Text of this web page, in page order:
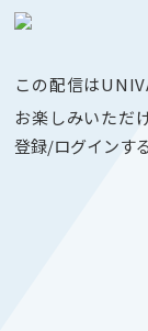
この配信は
お楽しみいただ
登録/ログインする